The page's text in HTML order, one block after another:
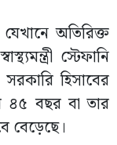
যেখানে অতিরিক্ত
স্টেফানি
হিসাবের
৪৫ বছর বা তার
বেড়েছে।